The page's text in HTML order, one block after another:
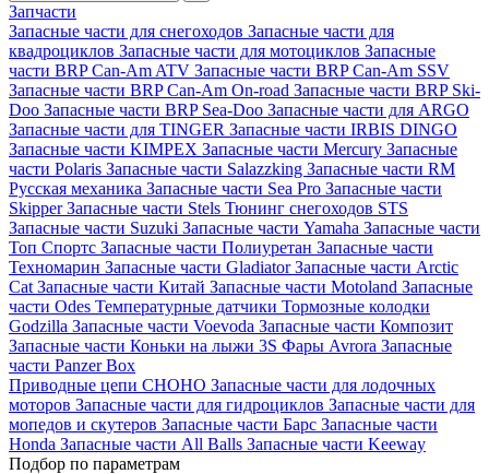
Запчасти
Запасные части для снегоходов Запасные части для
квадроциклов Запасные части для мотоциклов Запасные
части BRP Can-Am ATV Запасные части BRP Can-Am SSV
Запасные части BRP Can-Am On-road Запасные части BRP Ski-
Doo Запасные части BRP Sea-Doo Запасные части для ARGO
Запасные части для TINGER Запасные части IRBIS DINGO
Запасные части KIMPEX Запасные части Mercury Запасные
части Polaris Запасные части Salazzking Запасные части RM
Русская механика Запасные части Sea Pro Запасные части
SkipperЗапасные части Stels Тюнинг снегоходов STS
Запасные части Suzuki Запасные части Yamaha Запасные части
Топ Спортс Запасные части Полиуретан Запасные части
Техномарин Запасные части GladiatorЗапасные части Arctic
Cat Запасные части Китай Запасные части Motoland Запасные
части Odes Температурные датчики Тормозные колодки
Godzilla Запасные части Voevoda Запасные части Композит
Запасные части Коньки на лыжи 3S Фары Avrora Запасные
части Panzer Box
Приводные цепи CHOHO Запасные части для лодочных
моторов Запасные части для гидроциклов Запасные части для
мопедов и скутеров Запасные части Барс Запасные части
Honda Запасные части All Balls Запасные части Keeway
Подбор по параметрам